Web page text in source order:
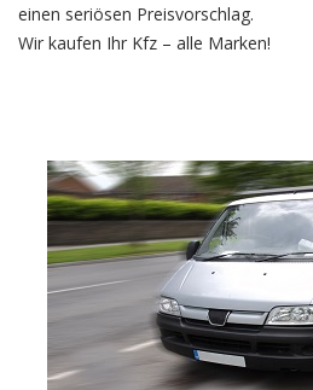
einen seriösen Preisvorschlag.
Wir kaufen Ihr Kfz – alle Marken!
LKW